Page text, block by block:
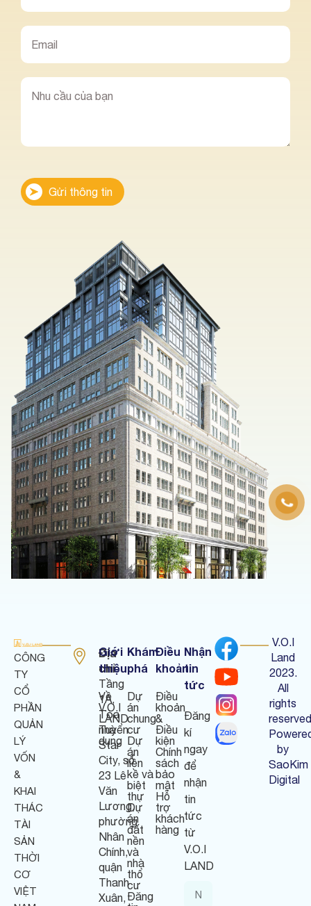
Gửi thông tin
CÔNG
TY
CỔ
PHẦN
QUẢN
LÝ
VỐN
&
KHAI
THÁC
TÀI
SẢN
THỜI
CƠ
VIỆT
Địa
chỉ:
Tầng
1A,
Tòa
nhà
Star
City, số
23 Lê
Văn
Lương,
phường
Nhân
Chính,
quận
Thanh
Xuân,
Giới
thiệu
Về
V.O.I
LAND
Tuyển
dụng
Khám
phá
Dự
án
chung
cư
Dự
án
liền
kề và
biệt
thự
Dự
án
đất
nền
và
nhà
thổ
cư
Đăng
Điều
khoản
Điều
khoản
&
Điều
kiện
Chính
sách
bảo
mật
Hỗ
trợ
khách
hàng
Nhận
tin
tức
Đăng
kí
ngay
để
nhận
tin
tức
từ
V.O.I
LAND
V.O.I
Land
2023.
All
rights
by
SaoKim
Digital